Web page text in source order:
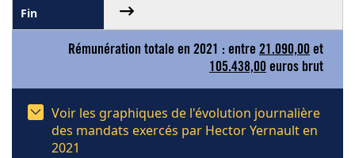
Rémunération totale en 2021 : entre 21.090,00 et
105.438,00 euros brut
Voir les graphiques de l'évolution journalière
des mandats exercés par Hector Yernault en
2021